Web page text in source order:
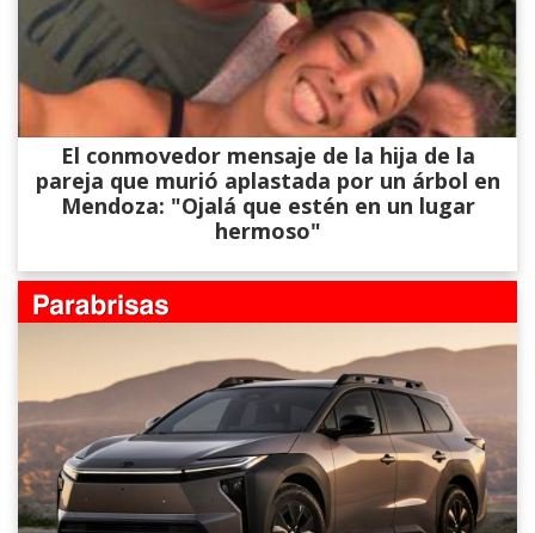
El conmovedor mensaje de la hija de la
pareja que murió aplastada por un árbol en
Mendoza: "Ojalá que estén en un lugar
hermoso"